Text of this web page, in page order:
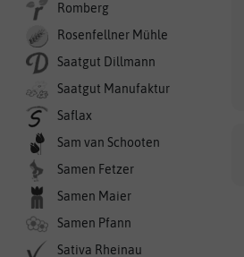
Romberg
Rosenfellner Mühle
Saatgut Dillmann
Saatgut Manufaktur
Saflax
Sam van Schooten
Samen Fetzer
Samen Maier
Samen Pfann
Sativa Rheinau